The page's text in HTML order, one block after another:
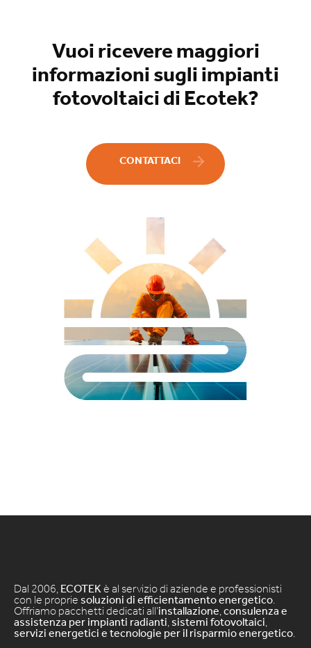
Vuoi ricevere maggiori
informazioni sugli impianti
fotovoltaici di Ecotek?
CONTATTACI
Dal 2006, ECOTEK è al servizio di aziende e professionisti
con le proprie soluzioni di efficientamento energetico
Offriamo pacchetti dedicati all’installazione consulenza e
assistenza per impianti radianti sistemi fotovoltaici
servizi energetici e tecnologie per il risparmio energetico